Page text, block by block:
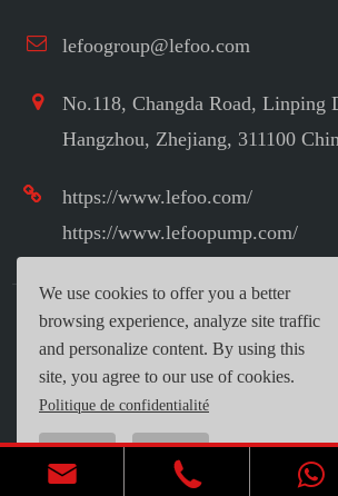
lefoogroup@lefoo.com
No.118, Changda Road, Linping
Hangzhou, Zhejiang, 311100
https://www.lefoo.com/
https://www.lefoopump.com/
Droit d'auteur ©LEFOO INDUSTRIAL
réservés.
Plan du site
Politique de
 
We use cookies to offer you a better
browsing experience, analyze site traffic
and personalize content. By using this
site, you agree to our use of cookies.
Politique de confidentialité
Reject Accept